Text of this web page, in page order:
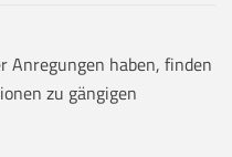
Anregungen haben, finden
zu gängigen